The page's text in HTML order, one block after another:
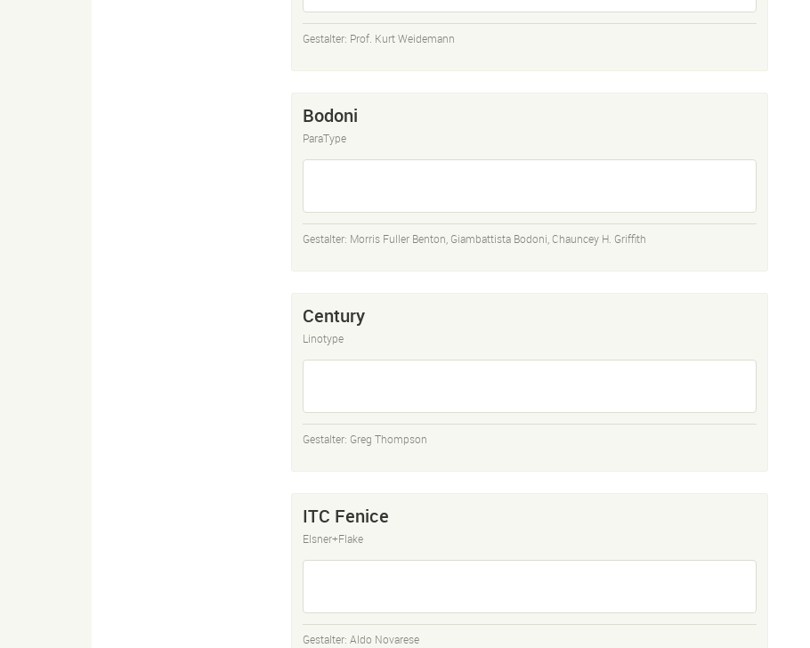
Gestalter: Prof. Kurt Weidemann
Bodoni
ParaType
Gestalter: Morris Fuller Benton Giambattista Bodoni Chauncey H. Griffith
Century
Linotype
Gestalter: Greg Thompson
ITC Fenice
Elsner+Flake
Gestalter: Aldo Novarese